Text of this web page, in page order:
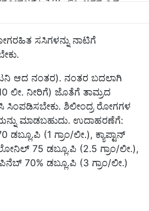
ಸಸಿಗಳನ್ನು ನಾಟಿಗೆ
ಆದ ನಂತರ). ನಂತರ ಬದಲಾಗಿ
ಲೀ. ನೀರಿಗೆ) ಜೊತೆಗೆ ತಾಮ್ರದ
ಸಿಂಪಡಿಸಬೇಕು. ಶಿಲೀಂದ್ರ ರೋಗಗಳ
ಮಾಡಬಹುದು. ಉದಾಹರಣೆಗೆ:
(1 ಗ್ರಾಂ/ಲೀ.), ಕ್ಯಾಪ್ಟಾನ್
75 ಡಬ್ಲೂ.ಪಿ (2.5 ಗ್ರಾಂ/ಲೀ.),
70% ಡಬ್ಲೂ.ಪಿ (3 ಗ್ರಾಂ/ಲೀ.)